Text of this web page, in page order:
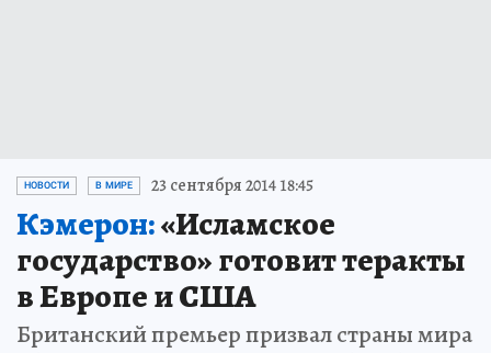
НОВОСТИ В МИРЕ 23 сентября 2014 18:45
Кэмерон:«Исламское
государство» готовит теракты
в Европе и США
Британский премьер призвал страны мира